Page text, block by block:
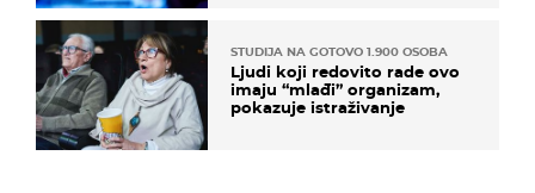
STUDIJA NA GOTOVO 1.900 OSOBA
Ljudi koji redovito rade ovo
imaju “mlađi” organizam,
pokazuje istraživanje